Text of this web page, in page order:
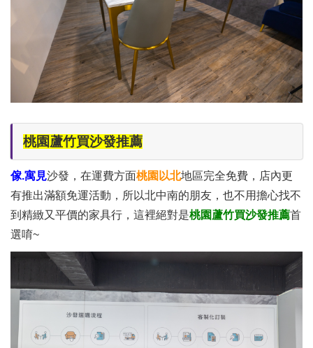
桃園蘆竹買沙發推薦
傢.寓見沙發，在運費方面桃園以北地區完全免費，店內更
有推出滿額免運活動，所以北中南的朋友，也不用擔心找不
到精緻又平價的家具行，這裡絕對是桃園蘆竹買沙發推薦首
選唷~